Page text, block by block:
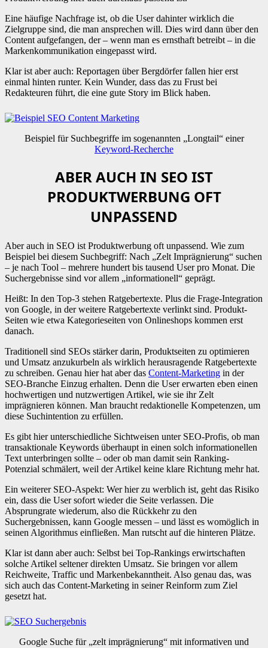
Eine häufige Nachfrage ist, ob die User dahinter wirklich die
Zielgruppe sind, die man ansprechen will. Dies wird dann über den
Content aufgefangen, der – wenn man es ernsthaft betreibt – in die
Markenkommunikation eingepasst wird.
Klar ist aber auch: Reportagen über Bergdörfer fallen hier erst
einmal hinten runter. Kein Wunder, dass das zu Frust bei
Redakteuren führt, die eine gute Story im Blick haben.
Beispiel für Suchbegriffe im sogenannten „Longtail“ einer
Keyword-Recherche
ABER AUCH IN SEO IST
PRODUKTWERBUNG OFT
UNPASSEND
Aber auch in SEO ist Produktwerbung oft unpassend. Wie zum
Beispiel bei diesem Suchbegriff: Nach „Zelt Imprägnierung“ suchen
– je nach Tool – mehrere hundert bis tausend User pro Monat. Die
Suchergebnisse sind vor allem „informationell“ geprägt.
Heißt: In den Top-3 stehen Ratgebertexte. Plus die Frage-Integration
von Google, in der weitere Ratgebertexte verlinkt sind. Produkt-
Seiten wie etwa Kategorieseiten von Onlineshops kommen erst
danach.
Traditionell sind SEOs stärker darin, Produktseiten zu optimieren
und Umsatz anzukurbeln als wirklich herausragende Ratgebertexte
zu schreiben. Genau hier hat aber das Content-Marketing in der
SEO-Branche Einzug erhalten. Denn die User erwarten eben einen
hochwertigen und nutzwertigen Artikel, wie sie ihr Zelt
imprägnieren können. Man braucht redaktionelle Kompetenzen, um
diese Suchintention zu erfüllen.
Es gibt hier unterschiedliche Sichtweisen unter SEO-Profis, ob man
transaktionale Keywords überhaupt in einen solch informationellen
Text unterbringen sollte – oder ob man damit sein Ranking-
Potenzial schmälert, weil der Artikel keine klare Richtung mehr hat.
Ein weiterer SEO-Aspekt: Wer hier zu werblich ist, geht das Risiko
ein, dass die User sofort wieder die Seite verlassen. Die
Absprungrate wiederum, also die Rückkehr zu den
Suchergebnissen, kann Google messen – und lässt es womöglich in
seinen Algorithmus einfließen. Man rutscht auf die hinteren Plätze.
Klar ist dann aber auch: Selbst bei Top-Rankings erwirtschaften
solche Artikel seltener direkten Umsatz. Sie bringen vor allem
Reichweite, Traffic und Markenbekanntheit. Also genau das, was
sich auch das Content-Marketing in seiner Reinform zum Ziel
gesetzt hat.
Google Suche für „zelt imprägnierung“ mit informativen und